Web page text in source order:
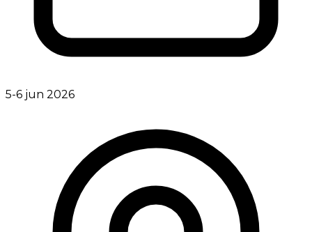
5-6 jun 2026